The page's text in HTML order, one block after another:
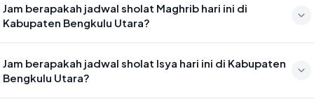
15:41
Jam berapakah jadwal sholat Maghrib hari ini di
Kabupaten Bengkulu Utara?
pada 18:19
Jam berapakah jadwal sholat Isya hari ini di Kabupaten
Bengkulu Utara?